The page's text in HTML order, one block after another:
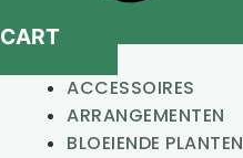
CART
ACCESSOIRES
ARRANGEMENTEN
BLOEIENDE PLANTEN